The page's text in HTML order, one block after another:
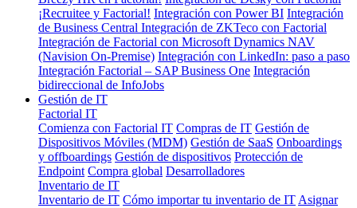
¡Recruitee y Factorial! Integración con Power BI Integración
de Business Central Integración de ZKTeco con Factorial
Integración de Factorial con Microsoft Dynamics NAV
(Navision On-Premise) Integración con LinkedIn: paso a paso
Integración Factorial – SAP Business One Integración
bidireccional de InfoJobs
Gestión de IT
Factorial IT
Comienza con Factorial IT Compras de IT Gestión de
Dispositivos Móviles (MDM) Gestión de SaaS Onboardings
y offboardings Gestión de dispositivos Protección de
Endpoint Compra global Desarrolladores
Inventario de IT
Inventario de IT Cómo importar tu inventario de IT Asignar